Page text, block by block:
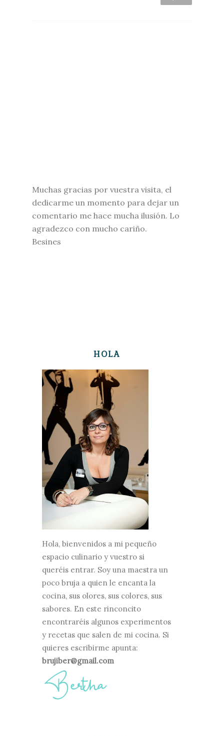
Muchas gracias por vuestra visita, el
dedicarme un momento para dejar un
comentario me hace mucha ilusión. Lo
agradezco con mucho cariño.
Besines
HOLA
Hola, bienvenidos a mi pequeño
espacio culinario y vuestro si
queréis entrar. Soy una maestra un
poco bruja a quien le encanta la
cocina, sus olores, sus colores, sus
sabores. En este rinconcito
encontraréis algunos experimentos
y recetas que salen de mi cocina. Si
quieres escribirme apunta:
brujiber@gmail.com